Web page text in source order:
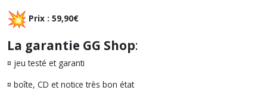
Prix : 59,90€
La garantie GG Shop:
¤ jeu testé et garanti
¤ boîte, CD et notice très bon état